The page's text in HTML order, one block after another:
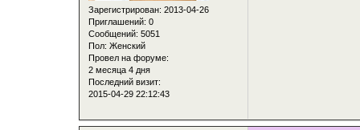
Зарегистрирован: 2013-04-26
Приглашений: 0
Сообщений: 5051
Пол: Женский
Провел на форуме:
2 месяца 4 дня
Последний визит:
2015-04-29 22:12:43